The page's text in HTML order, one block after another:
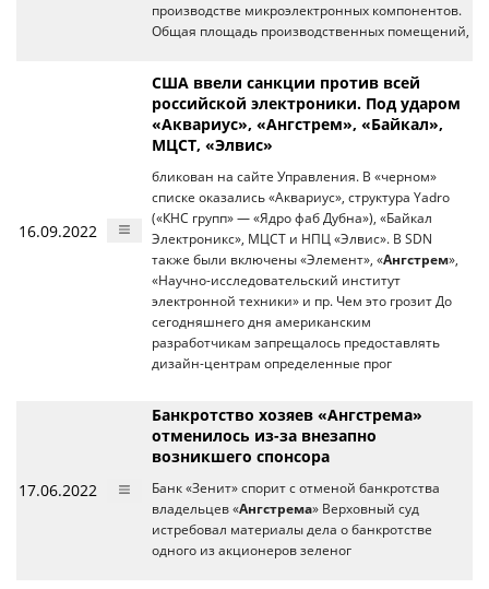
производстве микроэлектронных компонентов.
Общая площадь производственных помещений,
16.09.2022
США ввели санкции против всей
российской электроники. Под ударом
«Аквариус», «Ангстрем», «Байкал»,
МЦСТ, «Элвис»
бликован на сайте Управления. В «черном»
списке оказались «Аквариус», структура Yadro
(«КНС групп» — «Ядро фаб Дубна»), «Байкал
Электроникс», МЦСТ и НПЦ «Элвис». В SDN
также были включены «Элемент», «Ангстрем»,
«Научно-исследовательский институт
электронной техники» и пр. Чем это грозит До
сегодняшнего дня американским
разработчикам запрещалось предоставлять
дизайн-центрам определенные прог
17.06.2022
Банкротство хозяев «Ангстрема»
отменилось из-за внезапно
возникшего спонсора
Банк «Зенит» спорит с отменой банкротства
владельцев «Ангстрема» Верховный суд
истребовал материалы дела о банкротстве
одного из акционеров зеленог